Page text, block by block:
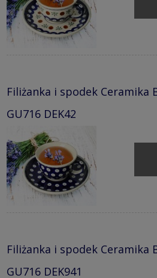
Filiżanka i spodek Ceramika
GU716 DEK42
Filiżanka i spodek Ceramika
GU716 DEK941